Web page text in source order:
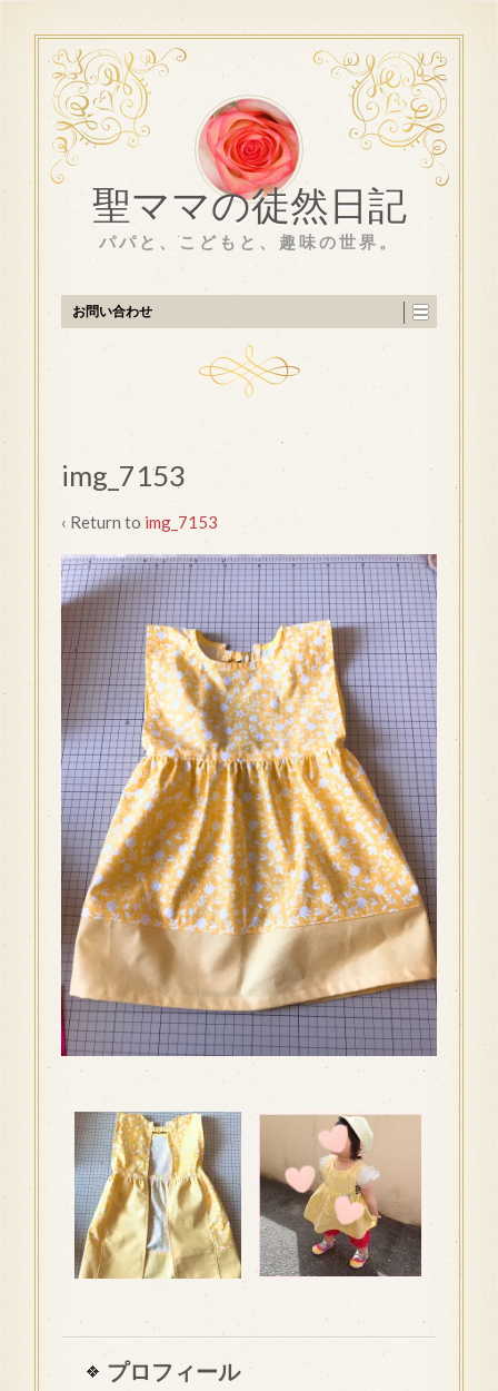
聖ママの徒然日記
パパと、こどもと、趣味の世界。
お問い合わせ
img_7153
‹ Return to img_7153
プロフィール